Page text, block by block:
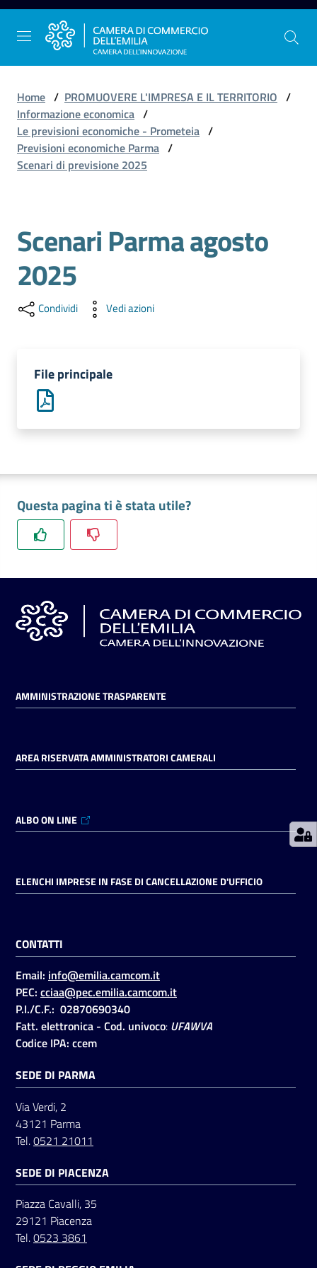
Vai al contenuto
Vai alla navigazione
Vai al footer
La
Camera
Gestire
l'impresa
Promuovere
territorio
Tutelare
Consumatore
in
on line
on line
Registrati
Seguici
su
Home / PROMUOVERE L'IMPRESA E IL TERRITORIO /
Informazione economica /
Le previsioni economiche - Prometeia /
Previsioni economiche Parma /
Scenari di previsione 2025
Scenari Parma agosto
2025
Condividi Vedi azioni
File principale
Questa pagina ti è stata utile?
AMMINISTRAZIONE TRASPARENTE
AREA RISERVATA AMMINISTRATORI CAMERALI
ALBO ON LINE
ELENCHI IMPRESE IN FASE DI CANCELLAZIONE D'UFFICIO
CONTATTI
Email: info@emilia.camcom.it
PEC: cciaa@pec.emilia.camcom.it
P.I./C.F.: 02870690340
Fatt. elettronica - Cod. univoco: UFAWVA
Codice IPA: ccem
SEDE DI PARMA
Via Verdi, 2
43121 Parma
Tel.0521 21011
SEDE DI PIACENZA
Piazza Cavalli, 35
29121 Piacenza
Tel.0523 3861